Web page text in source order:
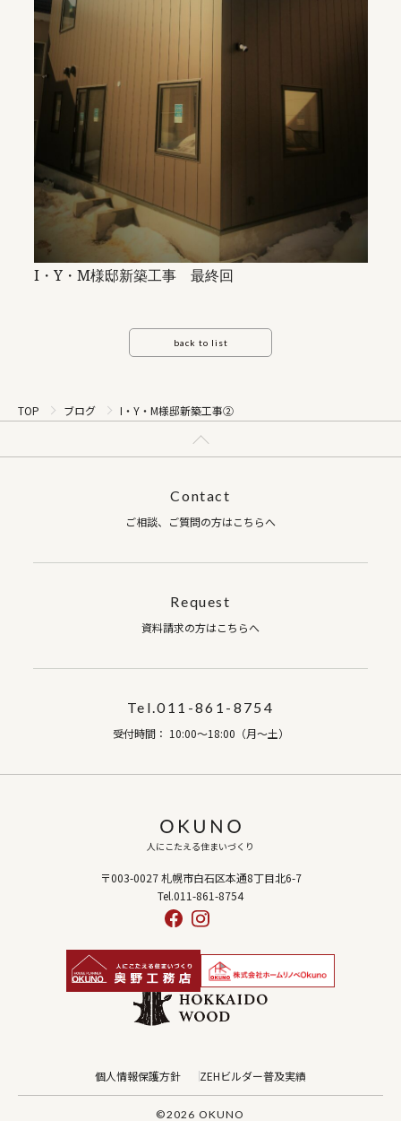
I・Y・M様邸新築工事 最終回
back to list
TOP ブログ I・Y・M様邸新築工事②
Contact
ご相談、ご質問の方はこちらへ
Request
資料請求の方はこちらへ
Tel.011-861-8754
受付時間： 10:00～18:00（月～土）
人にこたえる住まいづくり
〒003-0027 札幌市白石区本通8丁目北6-7
Tel.011-861-8754
個人情報保護方針 ZEHビルダー普及実績
©2026 OKUNO